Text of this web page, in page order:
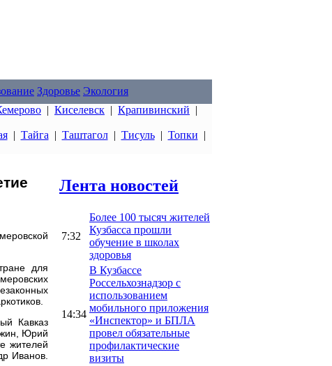
Здоровье Экология
| Киселевск | Крапивинский |
| Тайга | Таштагол| Тисуль| Топки |
для
Кавказ
Юрий
жителей
Иванов.
Лента новостей
7:32
Более 100 тысяч жителей
Кузбасса прошли
обучение в школах
здоровья
14:34
В Кузбассе
Россельхознадзор с
использованием
мобильного приложения
«Инспектор» и БПЛА
провел обязательные
профилактические
визиты